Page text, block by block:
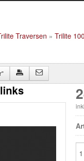
Traversen » Trilite